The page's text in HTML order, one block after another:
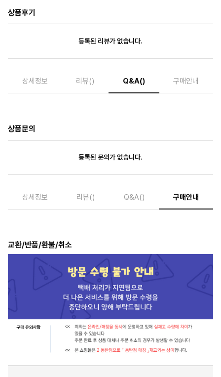
상품후기
등록된 리뷰가 없습니다.
상세정보 리뷰() Q&A() 구매안내
상품문의
등록된 문의가 없습니다.
상세정보 리뷰() Q&A() 구매안내
교환/반품/환불/취소